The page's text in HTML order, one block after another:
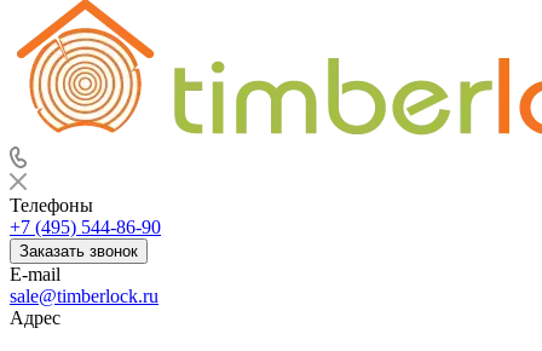
Телефоны
+7 (495) 544-86-90
Заказать звонок
E-mail
sale@timberlock.ru
Адрес